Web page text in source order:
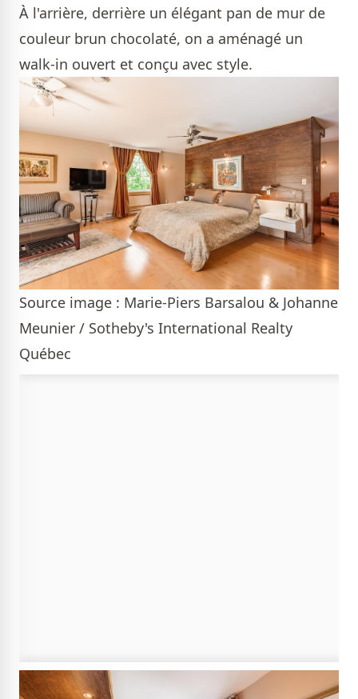
À l'arrière, derrière un élégant pan de mur de
couleur brun chocolaté, on a aménagé un
walk-in ouvert et conçu avec style.
Source image : Marie-Piers Barsalou & Johanne
Meunier / Sotheby's International Realty
Québec